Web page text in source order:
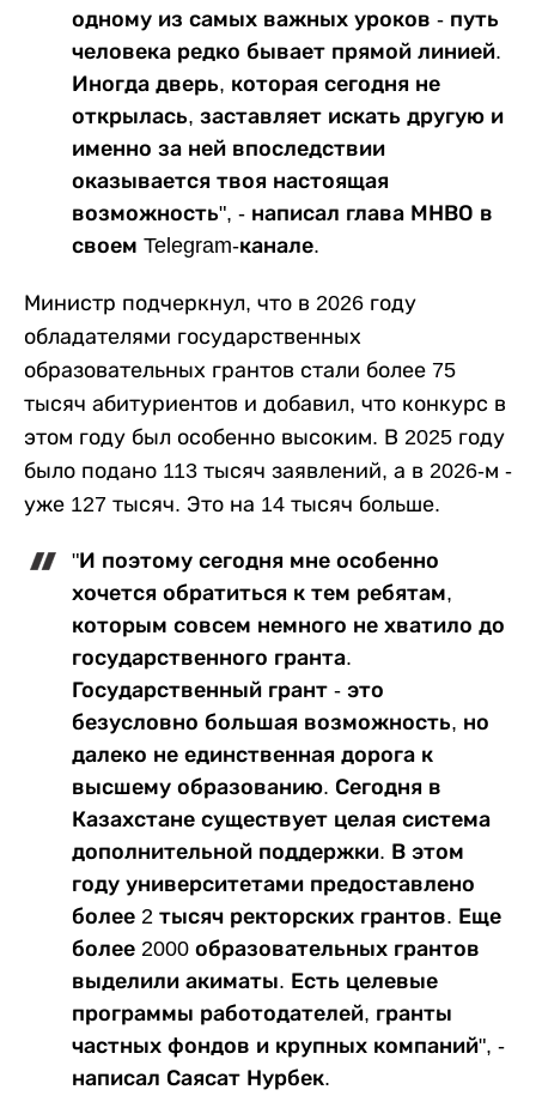
одному из самых важных уроков - путь
человека редко бывает прямой линией.
Иногда дверь, которая сегодня не
открылась, заставляет искать другую и
именно за ней впоследствии
оказывается твоя настоящая
возможность", - написал глава МНВО в
своем Telegram-канале.
Министр подчеркнул, что в 2026 году
обладателями государственных
образовательных грантов стали более 75
тысяч абитуриентов и добавил, что конкурс в
этом году был особенно высоким. В 2025 году
было подано 113 тысяч заявлений, а в 2026-м -
уже 127 тысяч. Это на 14 тысяч больше.
"И поэтому сегодня мне особенно
хочется обратиться к тем ребятам,
которым совсем немного не хватило до
государственного гранта.
Государственный грант - это
безусловно большая возможность, но
далеко не единственная дорога к
высшему образованию. Сегодня в
Казахстане существует целая система
дополнительной поддержки. В этом
году университетами предоставлено
более 2 тысяч ректорских грантов. Еще
более 2000 образовательных грантов
выделили акиматы. Есть целевые
программы работодателей, гранты
частных фондов и крупных компаний", -
написал Саясат Нурбек.